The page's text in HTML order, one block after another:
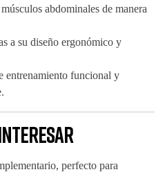
abdominales de manera
a su diseño ergonómico y
entrenamiento funcional y
interesar
perfecto para